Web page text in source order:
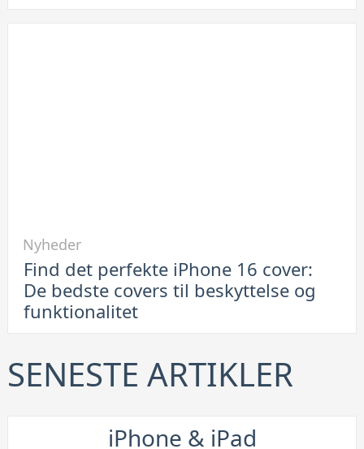
Find
det
perfekte
16
cover:
Nyheder
Find det perfekte iPhone 16 cover:
De bedste covers til beskyttelse og
funktionalitet
SENESTE ARTIKLER
iPhone & iPad